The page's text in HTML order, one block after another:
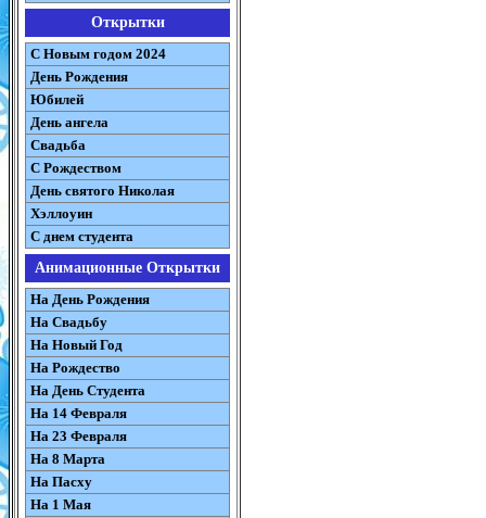
Открытки
С Новым годом 2024
День Рождения
Юбилей
День ангела
Свадьба
С Рождеством
День святого Николая
Хэллоуин
С днем студента
Анимационные Открытки
На День Рождения
На Свадьбу
На Новый Год
На Рождество
На День Студента
На 14 Февраля
На 23 Февраля
На 8 Марта
На Пасху
На 1 Мая